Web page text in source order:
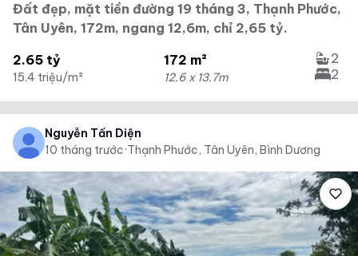
Đất đẹp, mặt tiền đường 19 tháng 3, Thạnh Phước,
Tân Uyên, 172m, ngang 12,6m, chỉ 2,65 tỷ.
2.65 tỷ
15.4 triệu/m²
172 m²
12.6 x 13.7m
2
2
Nguyễn Tấn Diện
10 tháng trước·Thạnh Phước, Tân Uyên, Bình Dương